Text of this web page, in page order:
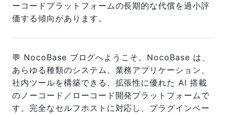
ーコードプラットフォームの長期的な代償を過小評
価する傾向があります。
💬 NocoBase ブログへようこそ。NocoBase は、
あらゆる種類のシステム、業務アプリケーション、
社内ツールを構築できる、拡張性に優れた AI 搭載
のノーコード／ローコード開発プラットフォームで
す。完全なセルフホストに対応し、プラグインベー